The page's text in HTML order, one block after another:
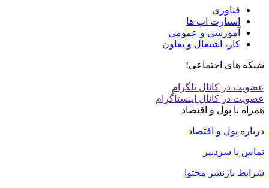
فناوری
استارت اپ ها
آموزشی و عمومی
کار، اشتغال و تعاون
شبکه های اجتماعی؛
عضویت در کانال تلگرام
عضویت در کانال اینستاگرام
همراه با پول و اقتصاد
درباره پول و اقتصاد
تماس با سردبیر
شرایط بازنشر محتوا